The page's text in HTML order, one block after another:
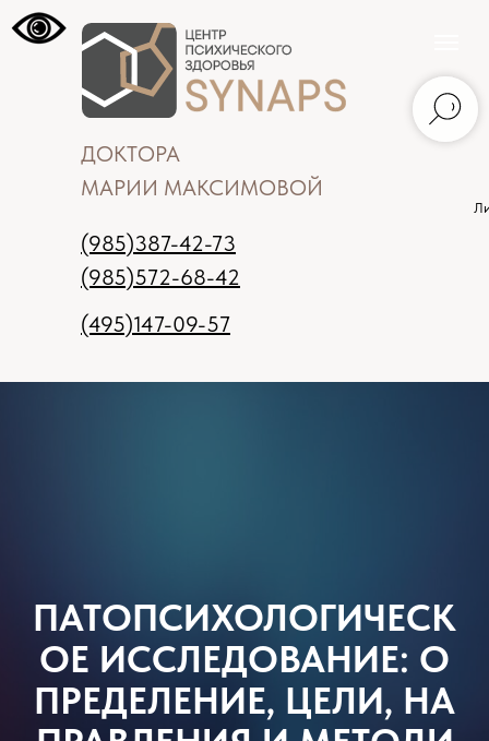
(985)387-42-73
(985)572-68-42
info@synaps-
center.ru
ДОКТОРА
МАРИИ МАКСИМОВОЙ
(495)147-09-57
ПАТОПСИХОЛОГИЧЕСК
ОЕ ИССЛЕДОВАНИЕ: О
ПРЕДЕЛЕНИЕ, ЦЕЛИ, НА